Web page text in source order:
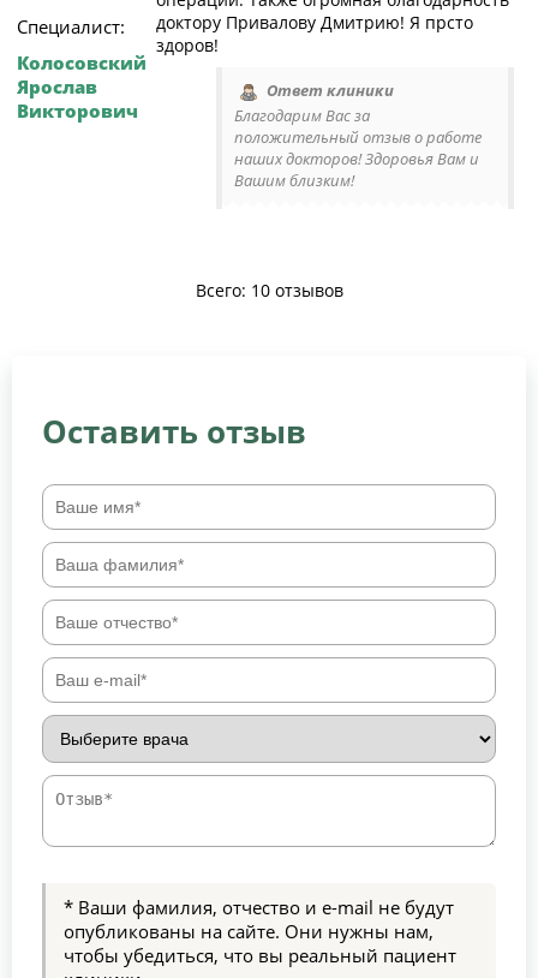
Специалист:
Колосовский
Ярослав
Викторович
доктору Привалову Дмитрию! Я прсто
здоров!
Ответ клиники
Благодарим Вас за
положительный отзыв о работе
наших докторов! Здоровья Вам и
Вашим близким!
Всего: 10 отзывов
Оставить отзыв
* Ваши фамилия, отчество и e-mail не будут
опубликованы на сайте. Они нужны нам,
чтобы убедиться, что вы реальный пациент